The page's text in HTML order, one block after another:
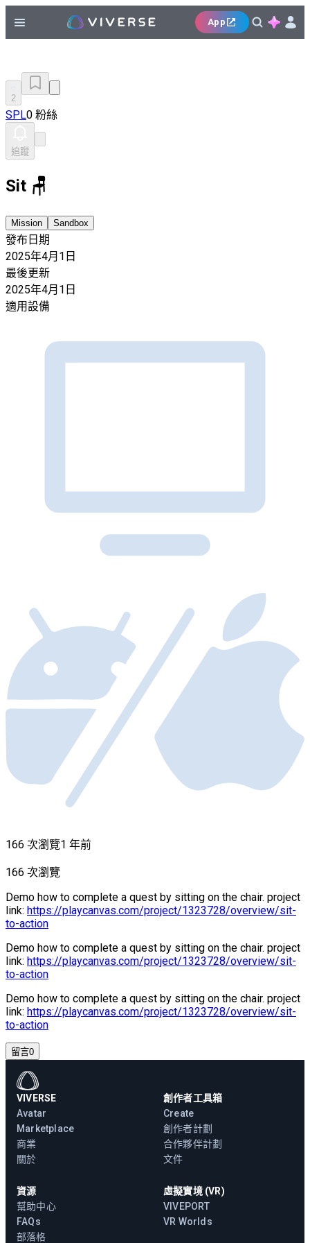
App
2
SPL0 粉絲
追蹤
Sit 🪑
Mission Sandbox
發布日期
2025年4月1日
最後更新
2025年4月1日
適用設備
166 次瀏覽1 年前
166 次瀏覽
Demo how to complete a quest by sitting on the chair. project
link: https://playcanvas.com/project/1323728/overview/sit-
to-action
Demo how to complete a quest by sitting on the chair. project
link: https://playcanvas.com/project/1323728/overview/sit-
to-action
Demo how to complete a quest by sitting on the chair. project
link: https://playcanvas.com/project/1323728/overview/sit-
to-action
留言0
VIVERSE
Avatar
Marketplace
商業
關於
創作者工具箱
Create
創作者計劃
合作夥伴計劃
文件
資源
幫助中心
FAQs
部落格
虛擬實境 (VR)
VIVEPORT
VR Worlds